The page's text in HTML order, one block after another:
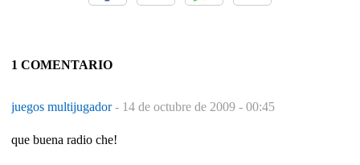
1 COMENTARIO
juegos multijugador- 14 de octubre de 2009 - 00:45
que buena radio che!